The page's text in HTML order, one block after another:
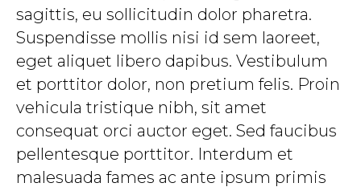
sagittis, eu sollicitudin dolor pharetra.
Suspendisse mollis nisi id sem laoreet,
eget aliquet libero dapibus. Vestibulum
et porttitor dolor, non pretium felis. Proin
vehicula tristique nibh, sit amet
consequat orci auctor eget. Sed faucibus
pellentesque porttitor. Interdum et
malesuada fames ac ante ipsum primis